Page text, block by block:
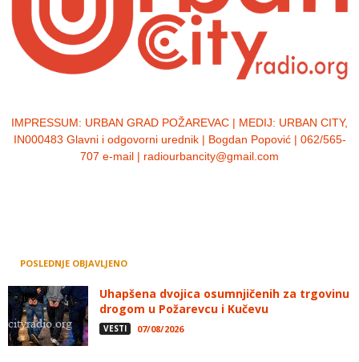
IMPRESSUM: URBAN GRAD POŽAREVAC | MEDIJ: URBAN CITY,
IN000483 Glavni i odgovorni urednik | Bogdan Popović | 062/565-
707 e-mail | radiourbancity@gmail.com
POSLEDNJE OBJAVLJENO
Uhapšena dvojica osumnjičenih za trgovinu
drogom u Požarevcu i Kučevu
VESTI 07/08/2026